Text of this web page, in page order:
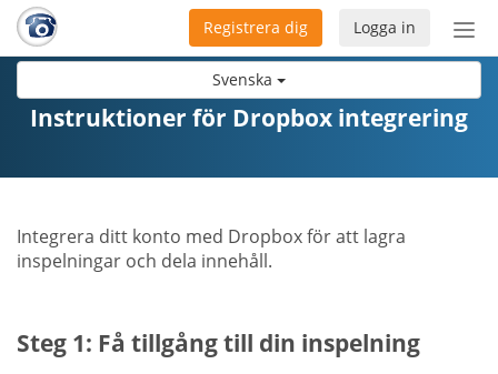
Svenska
Logga in
Registrera dig
Instruktioner för Dropbox integrering
Integrera ditt konto med Dropbox för att lagra
inspelningar och dela innehåll.
Steg 1: Få tillgång till din inspelning